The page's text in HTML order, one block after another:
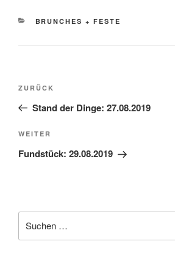
KATEGORIEN
BRUNCHES + FESTE
Beitragsnavigation
Vorheriger
Beitrag
ZURÜCK
Stand der Dinge: 27.08.2019
Nächster
Beitrag
WEITER
Fundstück: 29.08.2019
nach: